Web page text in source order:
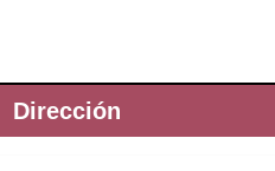
Dirección